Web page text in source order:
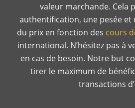
valeur marchande. Cela
authentification, une pesée
du prix en fonction des cours
international. N’hésitez pas à
en cas de besoin. Notre but
tirer le maximum de
transactions